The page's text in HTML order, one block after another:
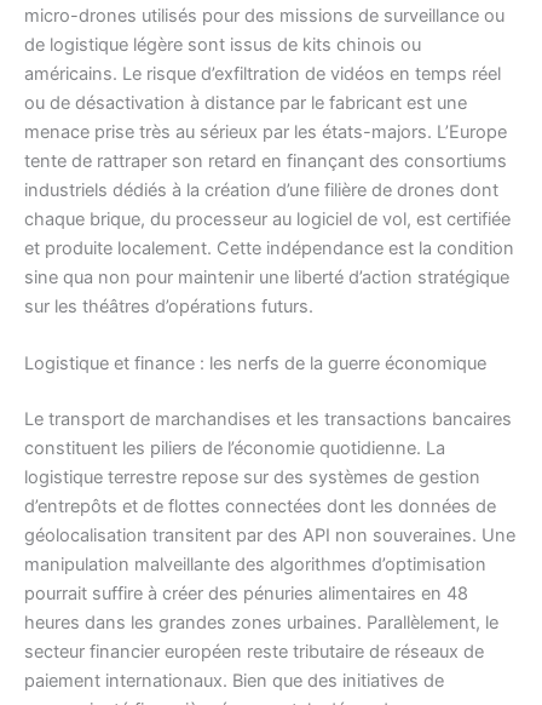
micro-drones utilisés pour des missions de surveillance ou
de logistique légère sont issus de kits chinois ou
américains. Le risque d’exfiltration de vidéos en temps réel
ou de désactivation à distance par le fabricant est une
menace prise très au sérieux par les états-majors. L’Europe
tente de rattraper son retard en finançant des consortiums
industriels dédiés à la création d’une filière de drones dont
chaque brique, du processeur au logiciel de vol, est certifiée
et produite localement. Cette indépendance est la condition
sine qua non pour maintenir une liberté d’action stratégique
sur les théâtres d’opérations futurs.
Logistique et finance : les nerfs de la guerre économique
Le transport de marchandises et les transactions bancaires
constituent les piliers de l’économie quotidienne. La
logistique terrestre repose sur des systèmes de gestion
d’entrepôts et de flottes connectées dont les données de
géolocalisation transitent par des API non souveraines. Une
manipulation malveillante des algorithmes d’optimisation
pourrait suffire à créer des pénuries alimentaires en 48
heures dans les grandes zones urbaines. Parallèlement, le
secteur financier européen reste tributaire de réseaux de
paiement internationaux. Bien que des initiatives de